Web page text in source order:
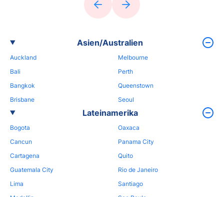
Asien/Australien
Auckland
Bali
Bangkok
Brisbane
Melbourne
Perth
Queenstown
Seoul
Lateinamerika
Bogota
Cancun
Cartagena
Guatemala City
Lima
Oaxaca
Panama City
Quito
Rio de Janeiro
Santiago